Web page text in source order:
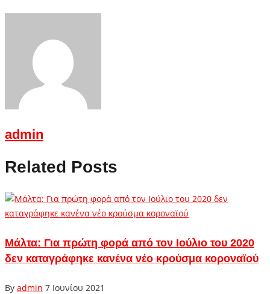
admin
Related Posts
Μάλτα: Για πρώτη φορά από τον Ιούλιο του 2020
δεν καταγράφηκε κανένα νέο κρούσμα κοροναϊού
By admin 7 Ιουνίου 2021